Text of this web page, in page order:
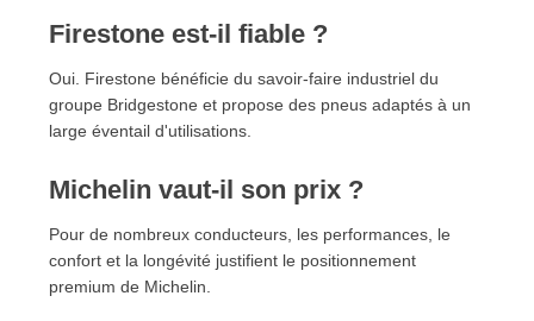
Firestone est-il fiable ?
Oui. Firestone bénéficie du savoir-faire industriel du
groupe Bridgestone et propose des pneus adaptés à un
large éventail d'utilisations.
Michelin vaut-il son prix ?
Pour de nombreux conducteurs, les performances, le
confort et la longévité justifient le positionnement
premium de Michelin.